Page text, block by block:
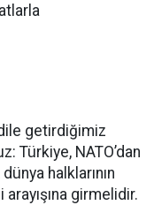
getirdiğimiz
Türkiye, NATO’dan
halklarının
girmelidir.